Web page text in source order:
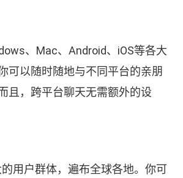
、Mac、Android、iOS等各大
可以随时随地与不同平台的亲朋
且，跨平台聊天无需额外的设
用户群体，遍布全球各地。你可